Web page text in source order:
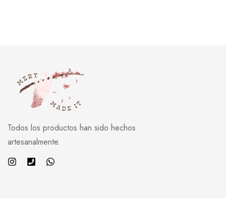
Todos los productos han sido hechos
artesanalmente.